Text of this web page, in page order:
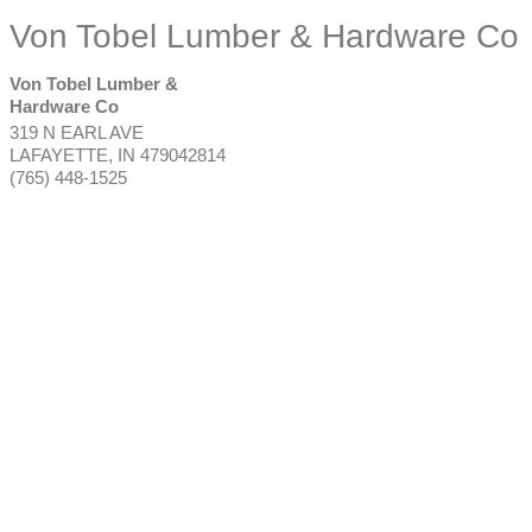
Von Tobel Lumber & Hardware Co
Von Tobel Lumber &
Hardware Co
319 N EARL AVE
LAFAYETTE, IN 479042814
(765) 448-1525